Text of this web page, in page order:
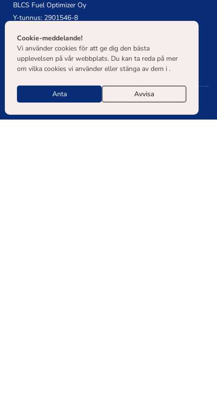
BLCS Fuel Optimizer Oy
Y-tunnus: 2901546-8
+358 40 7159 319
NCAGE: A0PUG
Cookie-meddelande!
Vi använder cookies för att ge dig den bästa
upplevelsen på vår webbplats. Du kan ta reda på mer
om vilka cookies vi använder eller stänga av dem i .
Anta Avvisa
© COPYRIGHT 2026 BLCS KAIKKI OIKEUDET PIDÄTETÄÄN. |